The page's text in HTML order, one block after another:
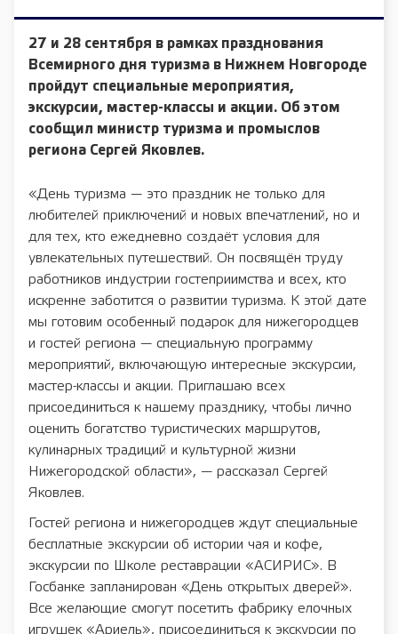
27 и 28 сентября в рамках празднования
Всемирного дня туризма в Нижнем Новгороде
пройдут специальные мероприятия,
экскурсии, мастер-классы и акции. Об этом
сообщил министр туризма и промыслов
региона Сергей Яковлев.
«День туризма — это праздник не только для
любителей приключений и новых впечатлений, но и
для тех, кто ежедневно создаёт условия для
увлекательных путешествий. Он посвящён труду
работников индустрии гостеприимства и всех, кто
искренне заботится о развитии туризма. К этой дате
мы готовим особенный подарок для нижегородцев
и гостей региона — специальную программу
мероприятий, включающую интересные экскурсии,
мастер-классы и акции. Приглашаю всех
присоединиться к нашему празднику, чтобы лично
оценить богатство туристических маршрутов,
кулинарных традиций и культурной жизни
Нижегородской области», — рассказал Сергей
Яковлев.
Гостей региона и нижегородцев ждут специальные
бесплатные экскурсии об истории чая и кофе,
экскурсии по Школе реставрации «АСИРИС». В
Госбанке запланирован «День открытых дверей».
Все желающие смогут посетить фабрику елочных
игрушек «Ариель», присоединиться к экскурсии по